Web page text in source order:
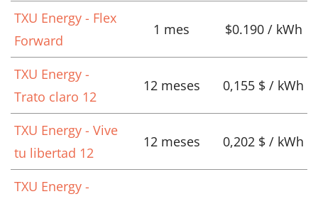
TXU Energy - Flex
Forward
1 mes $0.190 / kWh
TXU Energy -
Trato claro 12
12 meses 0,155 $ / kWh
TXU Energy - Vive
tu libertad 12
12 meses 0,202 $ / kWh
TXU Energy -